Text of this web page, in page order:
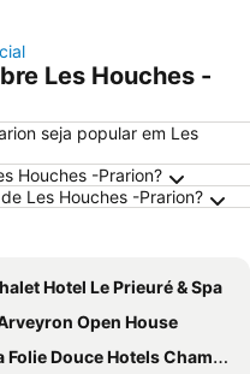
Les Houches -
seja popular em Les
Houches -Prarion?
Les Houches -Prarion?
Hotel Le Prieuré & Spa
Open House
Folie Douce Hotels Chamonix